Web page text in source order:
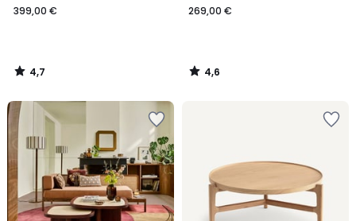
399,00 €
4,7
/
269,00 €
4,6
/